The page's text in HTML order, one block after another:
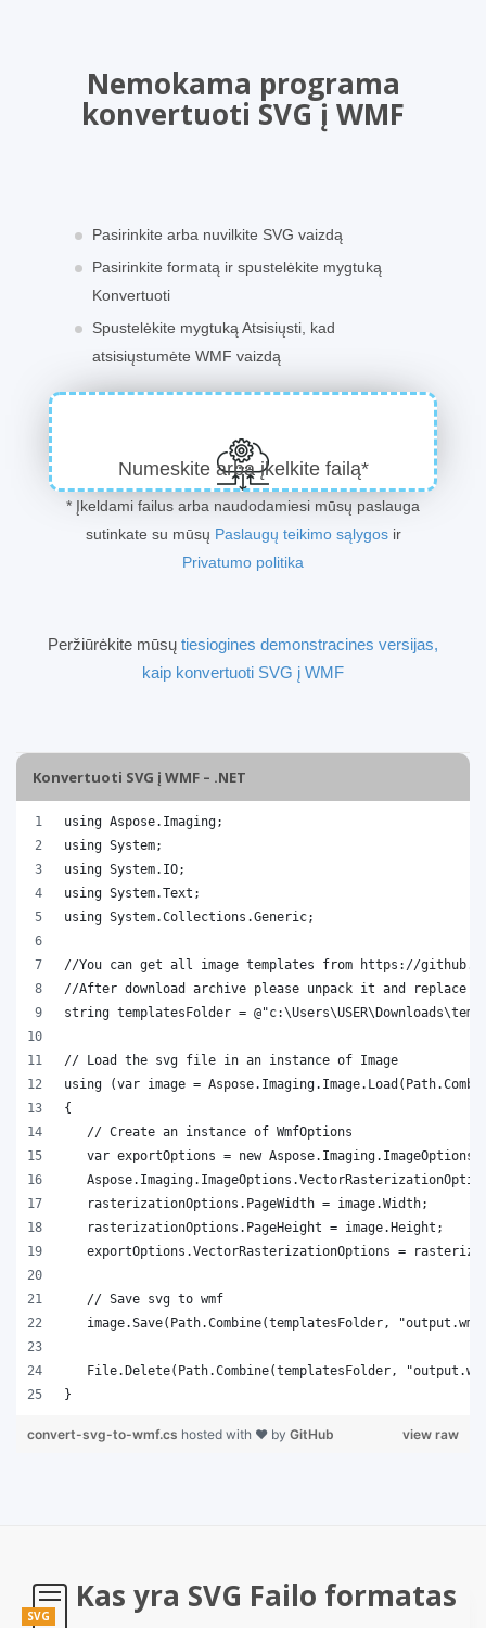
Nemokama programa
konvertuoti SVG į WMF
Pasirinkite arba nuvilkite SVG vaizdą
Pasirinkite formatą ir spustelėkite mygtuką
Konvertuoti
Spustelėkite mygtuką Atsisiųsti, kad
atsisiųstumėte WMF vaizdą
Numeskite arba įkelkite failą*
* Įkeldami failus arba naudodamiesi mūsų paslauga
sutinkate su mūsų Paslaugų teikimo sąlygosir
Privatumo politika
Peržiūrėkite mūsų tiesiogines demonstracines versijas,
kaip konvertuoti SVG į WMF
Konvertuoti SVG į WMF – .NET
}
view raw
convert-svg-to-wmf.cs hosted with ❤ by GitHub
SVG
Kas yra SVG Failo formatas